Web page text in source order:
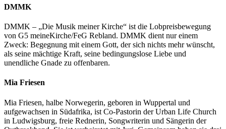
DMMK
DMMK – „Die Musik meiner Kirche“ ist die Lobpreisbewegung
von G5 meineKirche/FeG Rebland. DMMK dient nur einem
Zweck: Begegnung mit einem Gott, der sich nichts mehr wünscht,
als seine mächtige Kraft, seine bedingungslose Liebe und
unendliche Gnade zu offenbaren.
Mia Friesen
Mia Friesen, halbe Norwegerin, geboren in Wuppertal und
aufgewachsen in Südafrika, ist Co-Pastorin der Urban Life Church
in Ludwigsburg, freie Rednerin, Songwriterin und Sängerin der